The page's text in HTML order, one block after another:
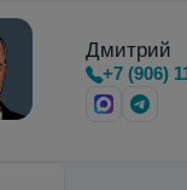
Дмитрий
+7 (906)